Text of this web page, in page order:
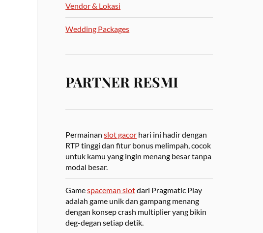
Vendor & Lokasi
Wedding Packages
PARTNER RESMI
Permainanslot gacor hari ini hadir dengan
RTP tinggi dan fitur bonus melimpah, cocok
untuk kamu yang ingin menang besar tanpa
modal besar.
Gamespaceman slotdari Pragmatic Play
adalah game unik dan gampang menang
dengan konsep crash multiplier yang bikin
deg-degan setiap detik.